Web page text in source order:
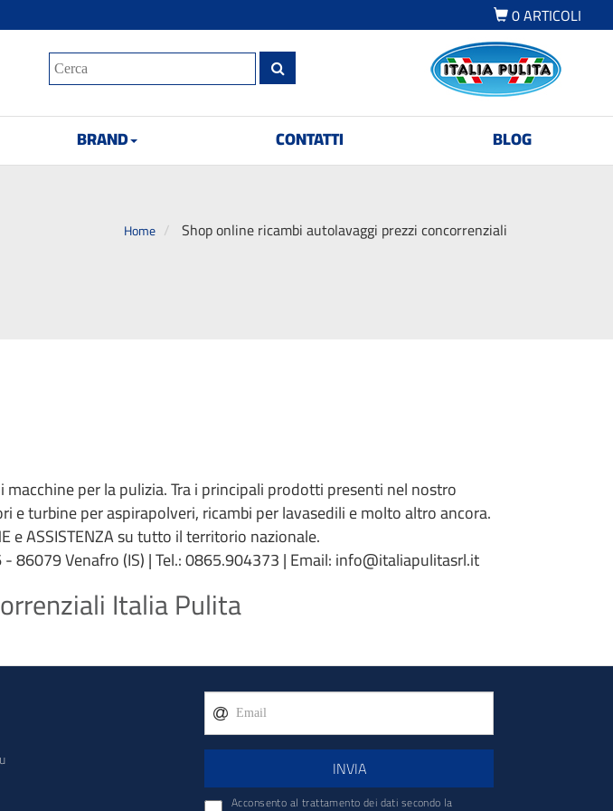
0ARTICOLI
BRAND CONTATTI BLOG
Home Shop online ricambi autolavaggi prezzi concorrenziali
per la pulizia. Tra i principali prodotti presenti nel nostro
turbine per aspirapolveri, ricambi per lavasedili e molto altro ancora.
e ASSISTENZA su tutto il territorio nazionale.
Venafro (IS) | Tel.: 0865.904373 | Email: info@italiapulitasrl.it
Italia Pulita
INVIA
Acconsento al trattamento dei dati secondo la